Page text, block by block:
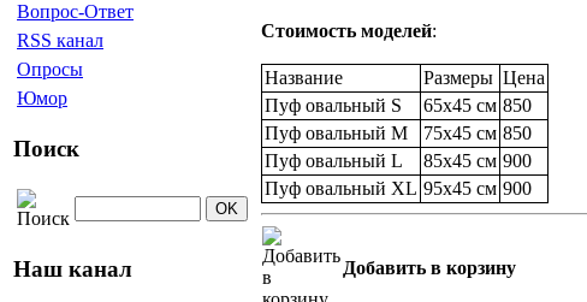
Вопрос-Ответ
RSS канал
Опросы
Юмор
Поиск
Наш канал
Стоимость моделей:
Название Размеры Цена
Пуф овальный S
65x45 см 850
Пуф овальный M
75x45 см 850
Пуф овальный L
85x45 см 900
Пуф овальный XL 95x45 см 900
Добавить в корзину